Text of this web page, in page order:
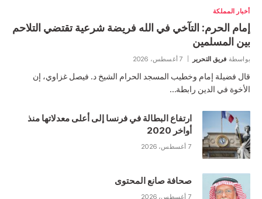
أخبار المملكة
إمام الحرم: التآخي في الله فريضة شرعية تقتضي التلاحم
بين المسلمين
بواسطة فريق التحرير 7 أغسطس، 2026
قال فضيلة إمام وخطيب المسجد الحرام الشيخ د. فيصل غزاوي، إن
الأخوة في الدين رابطة…
ارتفاع البطالة في فرنسا إلى أعلى معدلاتها منذ
أواخر 2020
7 أغسطس، 2026
صحافة صانع المحتوى
7 أغسطس، 2026